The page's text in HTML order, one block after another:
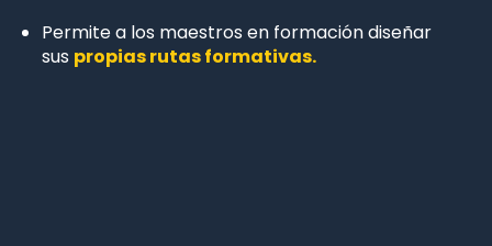
Permite a los maestros en formación diseñar
sus propias rutas formativas.